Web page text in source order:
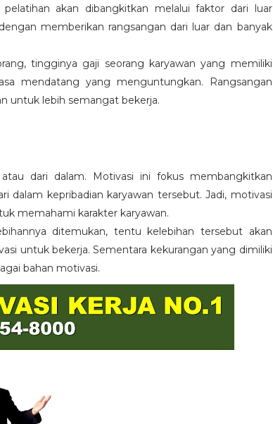
akan dibangkitkan melalui faktor dari luar
memberikan rangsangan dari luar dan banyak
tingginya gaji seorang karyawan yang memiliki
mendatang yang menguntungkan. Rangsangan
untuk lebih semangat bekerja.
dari dalam. Motivasi ini fokus membangkitkan
dalam kepribadian karyawan tersebut. Jadi, motivasi
memahami karakter karyawan.
ditemukan, tentu kelebihan tersebut akan
untuk bekerja. Sementara kekurangan yang dimiliki
bahan motivasi.